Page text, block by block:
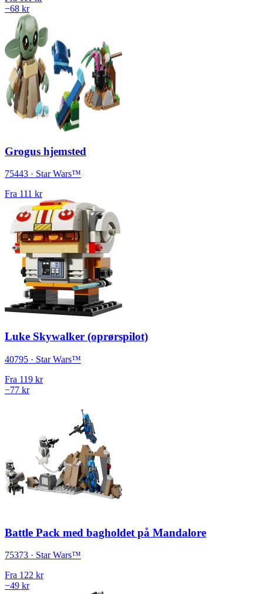
−68 kr
Grogus hjemsted
75443 · Star Wars™
Fra 111 kr
Luke Skywalker (oprørspilot)
40795 · Star Wars™
Fra 119 kr
−77 kr
Battle Pack med bagholdet på Mandalore
75373 · Star Wars™
Fra 122 kr
−49 kr